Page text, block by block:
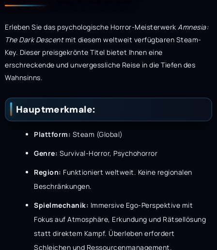
Erleben Sie das psychologische Horror-Meisterwerk Amnesia:
The Dark Descentmit diesem weltweit verfügbaren Steam-
Key. Dieser preisgekrönte Titel bietet Ihnen eine
erschreckende und unvergessliche Reise in die Tiefen des
Wahnsinns.
Hauptmerkmale:
Plattform: Steam (Global)
Genre: Survival-Horror, Psychohorror
Region: Funktioniert weltweit. Keine regionalen
Beschränkungen.
Spielmechanik: Immersive Ego-Perspektive mit
Fokus auf Atmosphäre, Erkundung und Rätsellösung
statt direktem Kampf. Überleben erfordert
Schleichen und Ressourcenmanagement.